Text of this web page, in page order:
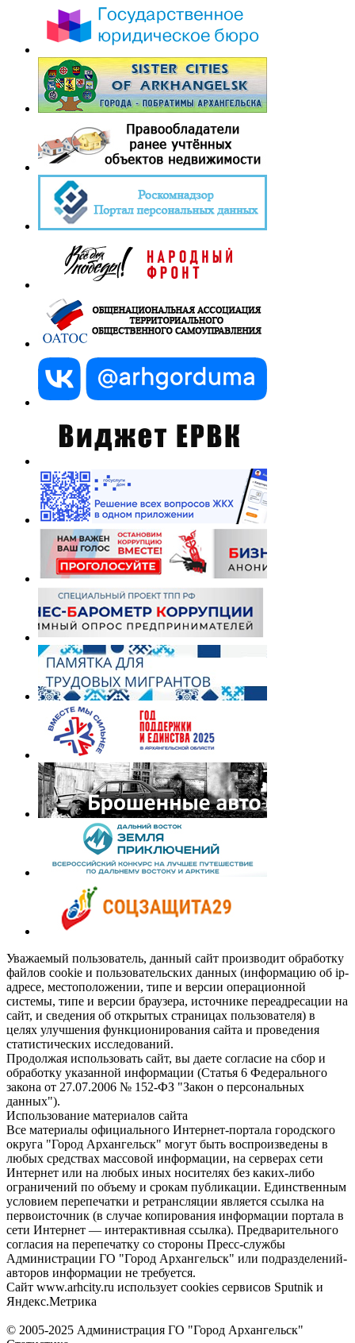
Уважаемый пользователь, данный сайт производит обработку
файлов cookie и пользовательских данных (информацию об ip-
адресе, местоположении, типе и версии операционной
системы, типе и версии браузера, источнике переадресации на
сайт, и сведения об открытых страницах пользователя) в
целях улучшения функционирования сайта и проведения
статистических исследований.
Продолжая использовать сайт, вы даете согласие на сбор и
обработку указанной информации (Статья 6 Федерального
закона от 27.07.2006 № 152-ФЗ "Закон о персональных
данных").
Использование материалов сайта
Все материалы официального Интернет-портала городского
округа "Город Архангельск" могут быть воспроизведены в
любых средствах массовой информации, на серверах сети
Интернет или на любых иных носителях без каких-либо
ограничений по объему и срокам публикации. Единственным
условием перепечатки и ретрансляции является ссылка на
первоисточник (в случае копирования информации портала в
сети Интернет — интерактивная ссылка). Предварительного
согласия на перепечатку со стороны Пресс-службы
Администрации ГО "Город Архангельск" или подразделений-
авторов информации не требуется.
Сайт www.arhcity.ru использует cookies сервисов Sputnik и
Яндекс.Метрика
© 2005-2025 Администрация ГО "Город Архангельск"